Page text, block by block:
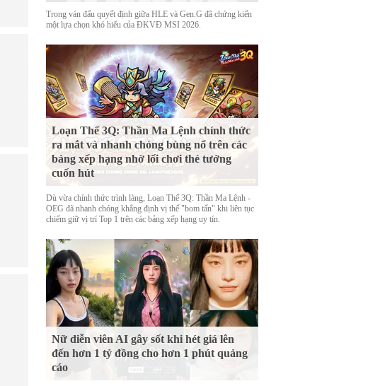
Trong ván đấu quyết định giữa HLE và Gen.G đã chứng kiến
một lựa chọn khó hiểu của ĐKVĐ MSI 2026.
Loạn Thế 3Q: Thần Ma Lệnh chính thức
ra mắt và nhanh chóng bùng nổ trên các
bảng xếp hạng nhờ lối chơi thẻ tướng
cuốn hút
Dù vừa chính thức trình làng, Loạn Thế 3Q: Thần Ma Lệnh -
OEG đã nhanh chóng khẳng định vị thế "bom tấn" khi liên tục
chiếm giữ vị trí Top 1 trên các bảng xếp hạng uy tín.
Nữ diễn viên AI gây sốt khi hét giá lên
đến hơn 1 tỷ đồng cho hơn 1 phút quảng
cáo